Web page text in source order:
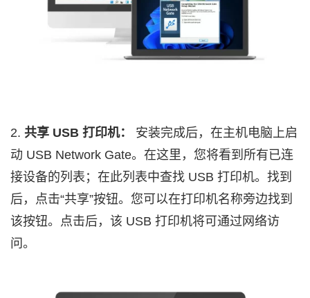
2. 共享 USB 打印机：
安装完成后，在主机电脑上启
动 USB Network Gate。在这里，您将看到所有已连
接设备的列表；在此列表中查找 USB 打印机。找到
后，点击“共享”按钮。您可以在打印机名称旁边找到
该按钮。点击后，该 USB 打印机将可通过网络访
问。